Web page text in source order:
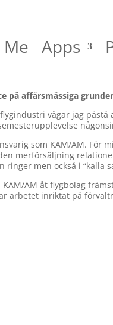
Apps
på affärsmässiga grunder
vågar jag
som KAM/AM.
merförsäljning
men också i “kalla
KAM/AM åt flygbolag
arbetet inriktat på